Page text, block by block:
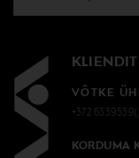
VÕTKE
+372
KORDUMA